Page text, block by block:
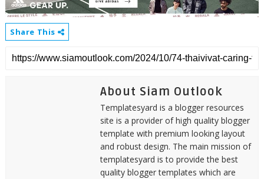
Share This
About Siam Outlook
Templatesyard is a blogger resources
site is a provider of high quality blogger
template with premium looking layout
and robust design. The main mission of
templatesyard is to provide the best
quality blogger templates which are